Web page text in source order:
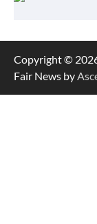
Copyright ©
Fair News by